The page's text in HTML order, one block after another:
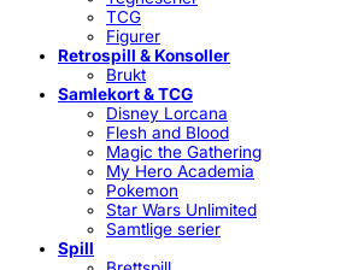
TCG
Figurer
Retrospill & Konsoller
Brukt
Samlekort & TCG
Disney Lorcana
Flesh and Blood
Magic the Gathering
My Hero Academia
Pokemon
Star Wars Unlimited
Samtlige serier
Spill